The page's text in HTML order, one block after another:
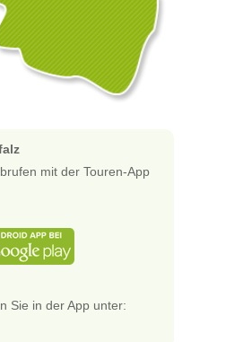
mit der Touren-App
Sie in der App unter: